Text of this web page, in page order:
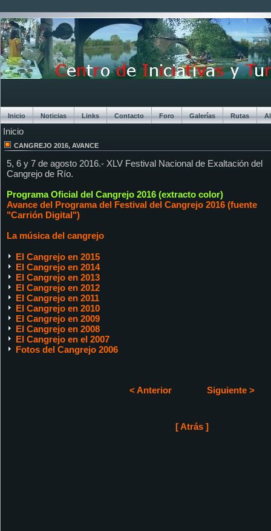
Inicio Noticias Links Contacto Foro Galerías Rutas
Chat
Inicio
CANGREJO 2016, AVANCE
5, 6 y 7 de agosto 2016.- XLV Festival Nacional de Exaltación del
Cangrejo de Río.
Programa Oficial del Cangrejo 2016 (extracto color)
Avance del Programa del Festival del Cangrejo 2016 (fuente
"Carrión Digital")
La música del cangrejo
El Cangrejo en 2015
El Cangrejo en 2014
El Cangrejo en 2013
El Cangrejo en 2012
El Cangrejo en 2011
El Cangrejo en 2010
El Cangrejo en 2009
El Cangrejo en 2008
El Cangrejo en el 2007
Fotos del Cangrejo 2006
< Anterior Siguiente >
[ Atrás ]